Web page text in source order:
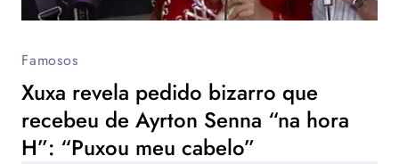
Famosos
Xuxa revela pedido bizarro que
recebeu de Ayrton Senna “na hora
H”: “Puxou meu cabelo”